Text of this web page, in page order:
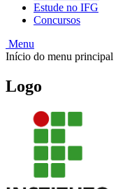
Estude no IFG
Concursos
Menu
Início do menu principal
Logo